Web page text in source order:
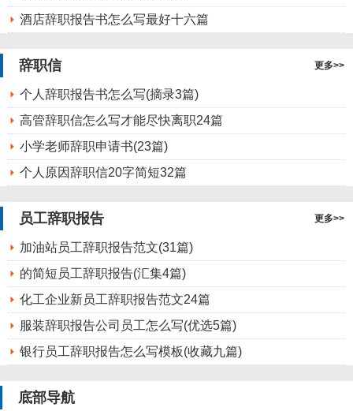
酒店辞职报告书怎么写最好十六篇
辞职信 更多>>
个人辞职报告书怎么写(摘录3篇)
高管辞职信怎么写才能尽快离职24篇
小学老师辞职申请书(23篇)
个人原因辞职信20字简短32篇
员工辞职报告 更多>>
加油站员工辞职报告范文(31篇)
的简短员工辞职报告(汇集4篇)
化工企业新员工辞职报告范文24篇
服装辞职报告公司员工怎么写(优选5篇)
银行员工辞职报告怎么写模板(收藏九篇)
底部导航